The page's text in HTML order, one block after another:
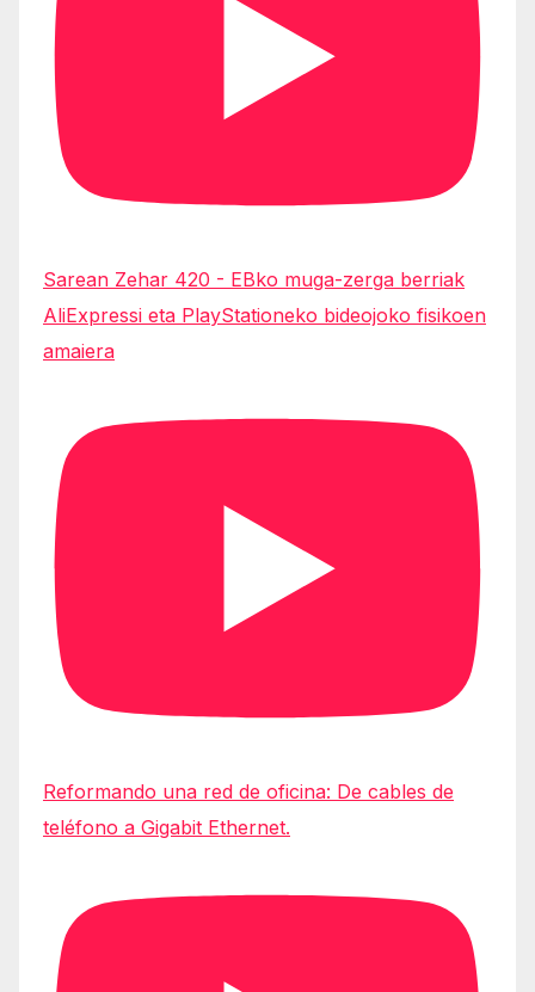
Sarean Zehar 420 - EBko muga-zerga berriak
AliExpressi eta PlayStationeko bideojoko fisikoen
amaiera
Reformando una red de oficina: De cables de
teléfono a Gigabit Ethernet.